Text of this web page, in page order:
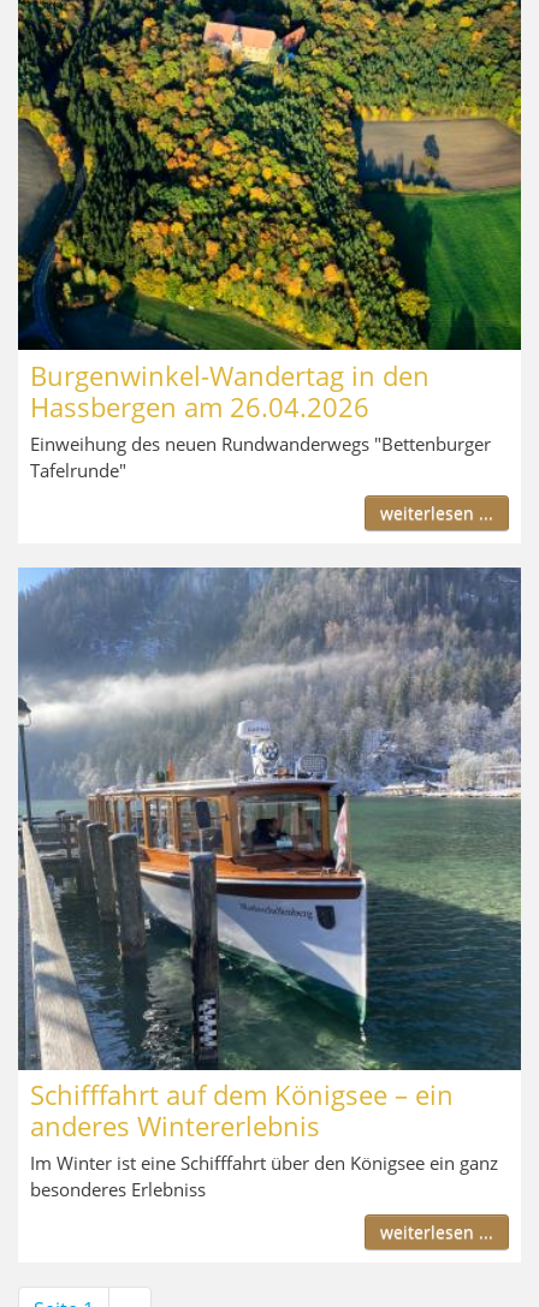
Burgenwinkel-Wandertag in den
Hassbergen am 26.04.2026
Einweihung des neuen Rundwanderwegs "Bettenburger
Tafelrunde"
weiterlesen ...
Schifffahrt auf dem Königsee – ein
anderes Wintererlebnis
Im Winter ist eine Schifffahrt über den Königsee ein ganz
besonderes Erlebniss
weiterlesen ...